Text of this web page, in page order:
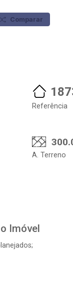
Comparar
Referência
A. Terreno
Imóvel